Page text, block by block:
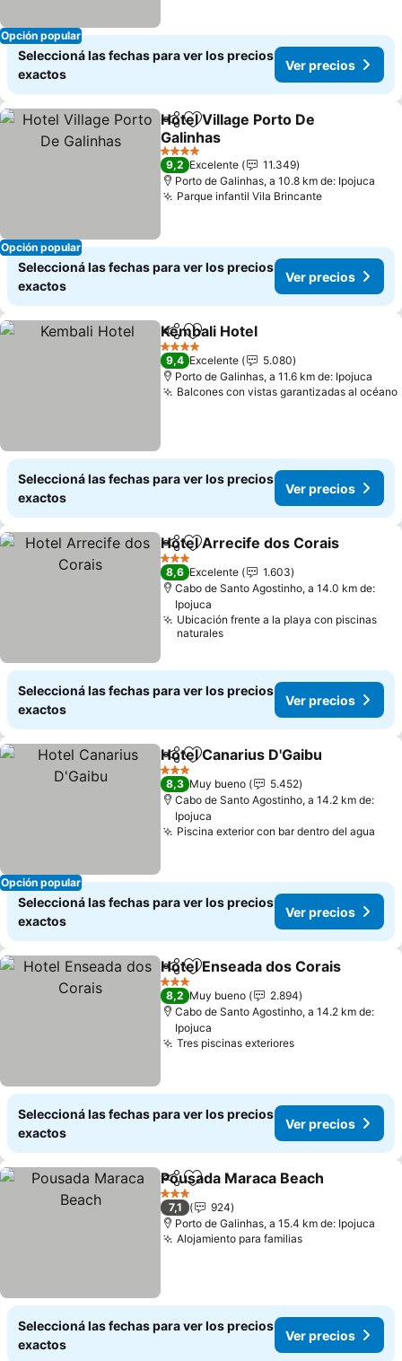
Opción popular
Seleccioná las fechas para ver los precios
exactos
Ver precios
Opción popular
CompartirAñadir a favoritos
Hotel Village Porto De
Galinhas
4 Estrellas
9,2 Excelente
11.349
Porto de Galinhas, a 10.8 km de: Ipojuca
Parque infantil Vila Brincante
Seleccioná las fechas para ver los precios
exactos
Ver precios
CompartirAñadir a favoritos
Kembali Hotel
4 Estrellas
9,4 Excelente
5.080
Porto de Galinhas, a 11.6 km de: Ipojuca
Balcones con vistas garantizadas al océano
Seleccioná las fechas para ver los precios
exactos
Ver precios
CompartirAñadir a favoritos
Hotel Arrecife dos Corais
3 Estrellas
8,6 Excelente
1.603
Cabo de Santo Agostinho, a 14.0 km de:
Ipojuca
Ubicación frente a la playa con piscinas
naturales
Seleccioná las fechas para ver los precios
exactos
Ver precios
Opción popular
CompartirAñadir a favoritos
Hotel Canarius D'Gaibu
3 Estrellas
8,3 Muy bueno
5.452
Cabo de Santo Agostinho, a 14.2 km de:
Ipojuca
Piscina exterior con bar dentro del agua
Seleccioná las fechas para ver los precios
exactos
Ver precios
CompartirAñadir a favoritos
Hotel Enseada dos Corais
3 Estrellas
8,2 Muy bueno
2.894
Cabo de Santo Agostinho, a 14.2 km de:
Ipojuca
Tres piscinas exteriores
Seleccioná las fechas para ver los precios
exactos
Ver precios
CompartirAñadir a favoritos
Pousada Maraca Beach
3 Estrellas
7,1
924
Porto de Galinhas, a 15.4 km de: Ipojuca
Alojamiento para familias
Seleccioná las fechas para ver los precios
exactos
Ver precios